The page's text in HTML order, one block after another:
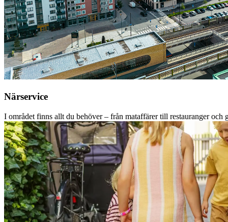
Närservice
I området finns allt du behöver – från mataffärer till restauranger och